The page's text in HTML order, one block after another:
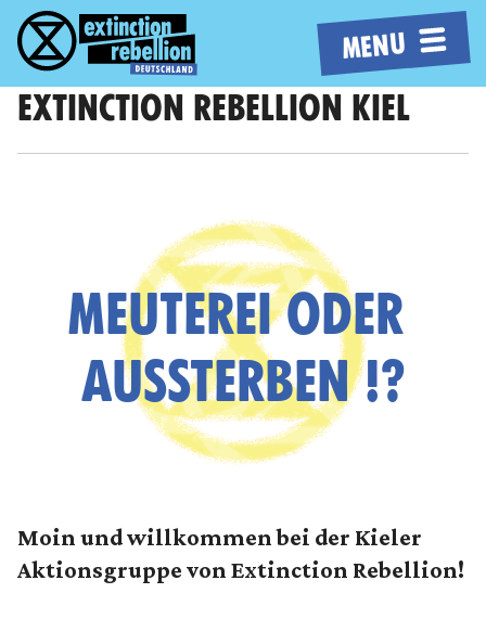
MENU
EXTINCTION REBELLION KIEL
MEUTEREI ODER
AUSSTERBEN !?
Moin und willkommen bei der Kieler
Aktionsgruppe von Extinction Rebellion!